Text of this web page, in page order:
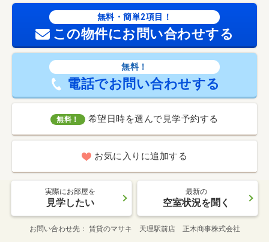
無料・簡単2項目！
この物件にお問い合わせする
無料！
電話でお問い合わせする
無料！ 希望日時を選んで見学予約する
お気に入りに追加する
実際にお部屋を
見学したい
最新の
空室状況を聞く
お問い合わせ先 賃貸のマサキ 天理駅前店 正木商事株式会社